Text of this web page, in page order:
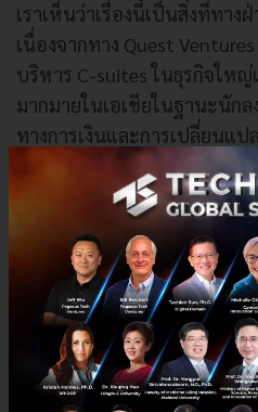
เราเห็นว่าเรื่องนี้เป็นสิ่งที่ทาง
เนื่องจากทาง Quest
บริหาร C-suites ในธุรกิจให
มากมายในเอเชียในฐานะนั
ทางการเงินและการเปลี่ยนแป
ดิจิตอลที่ซับซ้อนและมีความผั
หุ้นส่วนของ Quest Ventures
แม้จะมีการเรียกกองทุนนี้ว่า
แต่มันเป็นกองทุนแรกที่ได้รั
สถาบันของ Quest Ventures
ลงทุนที่ได้มาจากเงินทุนส่วน
ใหญ่ Mr. James Tan